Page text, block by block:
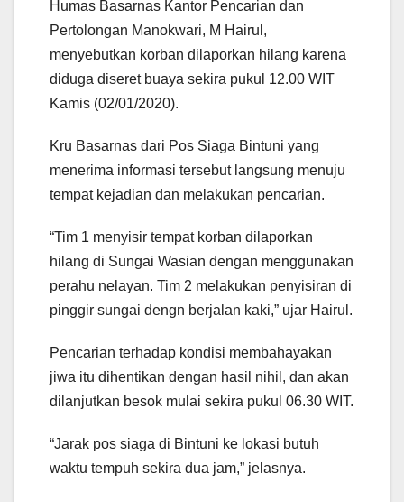
Humas Basarnas Kantor Pencarian dan
Pertolongan Manokwari, M Hairul,
menyebutkan korban dilaporkan hilang karena
diduga diseret buaya sekira pukul 12.00 WIT
Kamis (02/01/2020).
Kru Basarnas dari Pos Siaga Bintuni yang
menerima informasi tersebut langsung menuju
tempat kejadian dan melakukan pencarian.
“Tim 1 menyisir tempat korban dilaporkan
hilang di Sungai Wasian dengan menggunakan
perahu nelayan. Tim 2 melakukan penyisiran di
pinggir sungai dengn berjalan kaki,” ujar Hairul.
Pencarian terhadap kondisi membahayakan
jiwa itu dihentikan dengan hasil nihil, dan akan
dilanjutkan besok mulai sekira pukul 06.30 WIT.
“Jarak pos siaga di Bintuni ke lokasi butuh
waktu tempuh sekira dua jam,” jelasnya.